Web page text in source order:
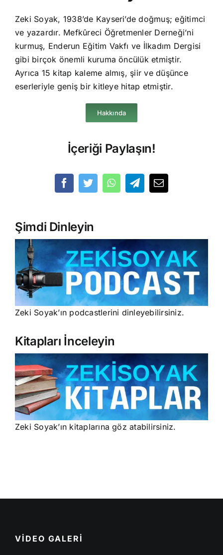
Zeki Soyak, 1938’de Kayseri’de doğmuş; eğitimci
ve yazardır. Mefkûreci Öğretmenler Derneği’ni
kurmuş, Enderun Eğitim Vakfı ve İlkadım Dergisi
gibi birçok önemli kuruma öncülük etmiştir.
Ayrıca 15 kitap kaleme almış, şiir ve düşünce
eserleriyle geniş bir kitleye hitap etmiştir.
Hakkında
İçeriği Paylaşın!
Şimdi Dinleyin
Zeki Soyak’ın podcastlerini dinleyebilirsiniz.
Kitapları İnceleyin
Zeki Soyak’ın kitaplarına göz atabilirsiniz.
VİDEO GALERİ